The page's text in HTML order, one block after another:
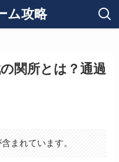
ム攻略
関所とは？通過
まれています。